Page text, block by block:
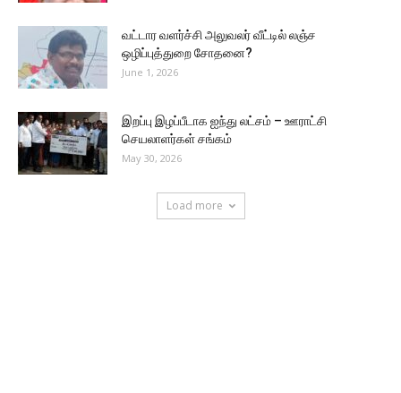
வட்டார வளர்ச்சி அலுவலர் வீட்டில் லஞ்ச
ஒழிப்புத்துறை சோதனை?
June 1, 2026
இறப்பு இழப்பீடாக ஐந்து லட்சம் – ஊராட்சி
செயலாளர்கள் சங்கம்
May 30, 2026
Load more